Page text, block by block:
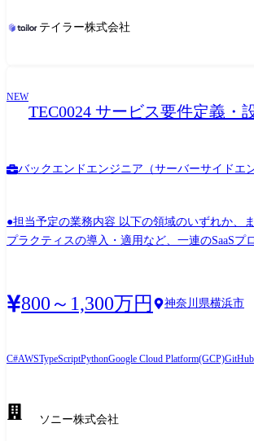
テイラー株式会社
NEW
TEC0024 サービス要件定義・
バックエンドエンジニア（サーバーサイドエ
●担当予定の業務内容 以下の領域のいずれか、
プラクティスの導入・適用など、一連のSaaS
800～1,300万円 神奈川県横浜市
C#AWSTypeScriptPythonGoogle Cloud Platform(GCP)GitHub
ソニー株式会社